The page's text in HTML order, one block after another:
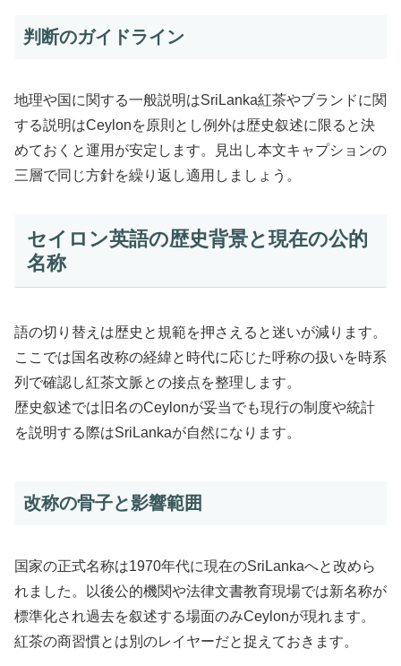
判断のガイドライン
地理や国に関する一般説明はSriLanka紅茶やブランドに関
する説明はCeylonを原則とし例外は歴史叙述に限ると決
めておくと運用が安定します。見出し本文キャプションの
三層で同じ方針を繰り返し適用しましょう。
セイロン英語の歴史背景と現在の公的
名称
語の切り替えは歴史と規範を押さえると迷いが減ります。
ここでは国名改称の経緯と時代に応じた呼称の扱いを時系
列で確認し紅茶文脈との接点を整理します。
歴史叙述では旧名のCeylonが妥当でも現行の制度や統計
を説明する際はSriLankaが自然になります。
改称の骨子と影響範囲
国家の正式名称は1970年代に現在のSriLankaへと改めら
れました。以後公的機関や法律文書教育現場では新名称が
標準化され過去を叙述する場面のみCeylonが現れます。
紅茶の商習慣とは別のレイヤーだと捉えておきます。